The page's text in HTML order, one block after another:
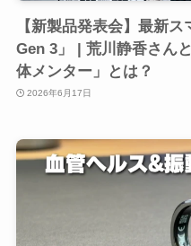
【新製品発表会】最新
Gen 3」 | 荒川静香さん
体メンター」とは？
2026年6月17日